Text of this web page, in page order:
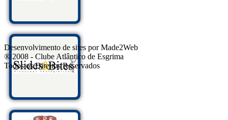
Desenvolvimento de sites por Made2Web
® 2008 - Clube Atlântico de Esgrima
Todos os Direitos Reservados